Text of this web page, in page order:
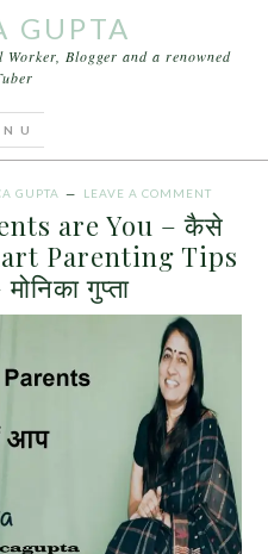
GUPTA
Blogger and a renowned
GUPTA LEAVE A COMMENT
are You – कैसे
Parenting Tips
गुप्ता